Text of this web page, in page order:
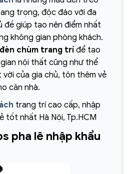
trọng, độc đáo với đa
đề giúp tạo nên điểm nhất
không gian phòng khách.
đèn chùm trang trí để tạo
nội thất cũng như thể
vời của gia chủ, tôn thêm vẻ
căn nhà.
trang trí cao cấp, nhập
tốt nhất Hà Nội, Tp.HCM
pha lê nhập khẩu